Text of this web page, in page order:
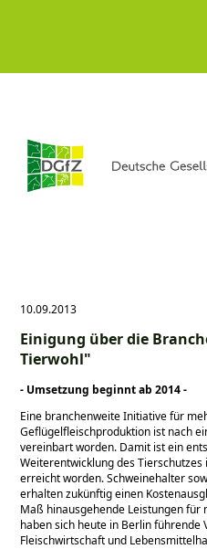
10.09.2013
Einigung über die
Tierwohl"
- Umsetzung beginnt ab 2014 -
Eine branchenweite Initiative für
Geflügelfleischproduktion ist nach
vereinbart worden. Damit ist ein
Weiterentwicklung des
erreicht worden. Schweinehalter
erhalten zukünftig einen
Maß hinausgehende Leistungen
haben sich heute in Berlin
Fleischwirtschaft und